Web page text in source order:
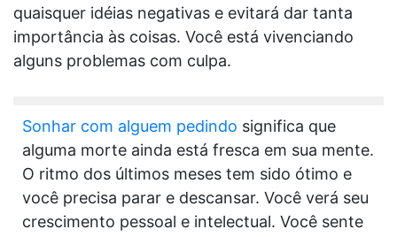
quaisquer idéias negativas e evitará dar tanta
importância às coisas. Você está vivenciando
alguns problemas com culpa.
Sonhar com alguem pedindo significa que
alguma morte ainda está fresca em sua mente.
O ritmo dos últimos meses tem sido ótimo e
você precisa parar e descansar. Você verá seu
crescimento pessoal e intelectual. Você sente